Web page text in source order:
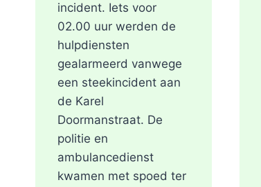
incident. Iets voor
02.00 uur werden de
hulpdiensten
gealarmeerd vanwege
een steekincident aan
de Karel
Doormanstraat. De
politie en
ambulancedienst
kwamen met spoed ter